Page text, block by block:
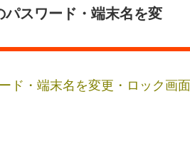
パスワード・端末名を変
ド・端末名を変更・ロック画面